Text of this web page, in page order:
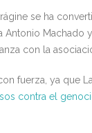
se ha
Antonio
con la
fuerza, ya que
contra el